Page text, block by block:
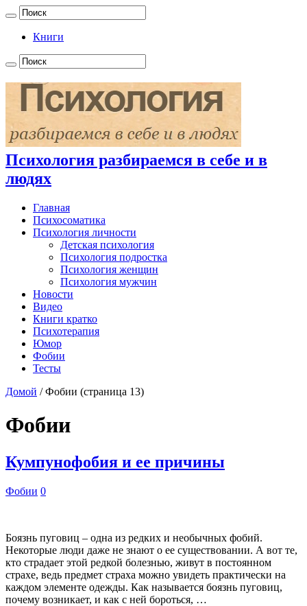
Книги
Психология разбираемся в себе и в
людях
Главная
Психосоматика
Психология личности
Детская психология
Психология подростка
Психология женщин
Психология мужчин
Новости
Видео
Книги кратко
Психотерапия
Юмор
Фобии
Тесты
Домой / Фобии (страница 13)
Фобии
Кумпунофобия и ее причины
Фобии 0
Боязнь пуговиц – одна из редких и необычных фобий.
Некоторые люди даже не знают о ее существовании. А вот те,
кто страдает этой редкой болезнью, живут в постоянном
страхе, ведь предмет страха можно увидеть практически на
каждом элементе одежды. Как называется боязнь пуговиц,
почему возникает, и как с ней бороться, …